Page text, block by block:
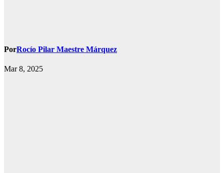
PorRocío Pilar Maestre Márquez
Mar 8, 2025